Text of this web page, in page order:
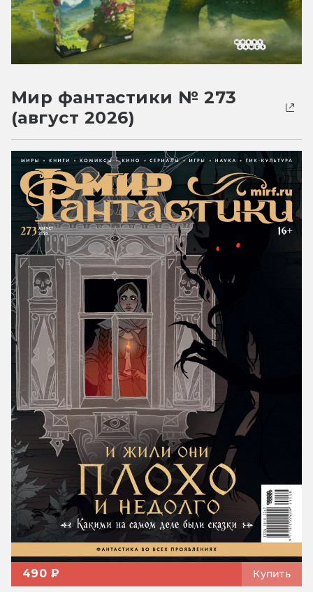
Мир фантастики № 273
(август 2026)
490 ₽ Купить